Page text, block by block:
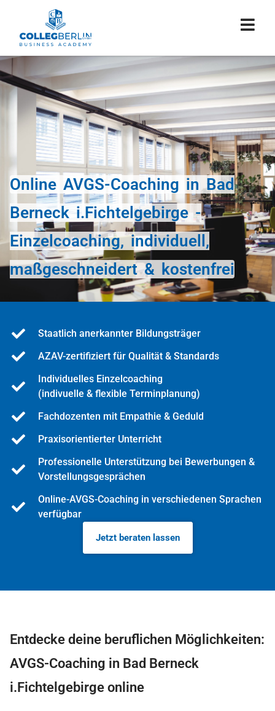
Online AVGS-Coaching in Bad
Berneck i.Fichtelgebirge -
Einzelcoaching, individuell,
maßgeschneidert & kostenfrei
Staatlich anerkannter Bildungsträger
AZAV-zertifiziert für Qualität & Standards
Individuelles Einzelcoaching
(indivuelle & flexible Terminplanung)
Fachdozenten mit Empathie & Geduld
Praxisorientierter Unterricht
Professionelle Unterstützung bei Bewerbungen &
Vorstellungsgesprächen
Online-AVGS-Coaching in verschiedenen Sprachen
verfügbar
Jetzt beraten lassen
Entdecke deine beruflichen Möglichkeiten:
AVGS-Coaching in Bad Berneck
i.Fichtelgebirge online